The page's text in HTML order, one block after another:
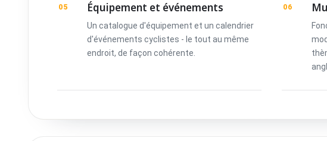
05 Équipement et événements
Un catalogue d'équipement et un calendrier
d'événements cyclistes - le tout au même
endroit, de façon cohérente.
06